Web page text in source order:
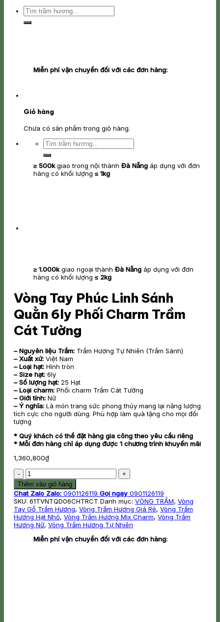
Tìm
kiếm:
Giỏ hàng
Chưa có sản phẩm trong giỏ hàng.
Tìm
kiếm:
Miễn phí vận chuyển đối với các đơn hàng:
≥ 500kgiao trong nội thành Đà Nẵng áp dụng với đơn
hàng có khối lượng ≤ 1kg
≥ 1.000kgiao ngoại thành Đà Nẵng áp dụng với đơn
hàng có khối lượng ≤ 2kg
Vòng Tay Phúc Linh Sánh
Quằn 6ly Phối Charm Trầm
Cát Tường
– Nguyên liệu Trầm: Trầm Hương Tự Nhiên (Trầm Sánh)
– Xuất xứ: Việt Nam
– Loại hạt: Hình tròn
– Size hạt: 6ly
– Số lượng hạt: 25 Hạt
– Loại charm: Phối charm Trầm Cát Tường
– Giới tính: Nữ
– Ý nghĩa: Là món trang sức phong thủy mang lại năng lượng
tích cực cho người dùng. Phù hợp làm quà tặng cho mọi đối
tượng
* Quý khách có thể đặt hàng gia công theo yêu cầu riêng
* Mỗi đơn hàng chỉ áp dụng được 1 chương trình khuyến mãi
1,360,800₫
Vòng
Tay
Phúc
Linh
Sánh
Quằn
6ly
Phối
Charm
Trầm
Thêm vào giỏ hàng
Chat Zalo Zalo: 0901126119 Gọi ngay 0901126119
SKU: 61TVNTQD06CHTRCT Danh mục: VÒNG TRẦM, Vòng
Tay Gỗ Trầm Hương, Vòng Trầm Hương Giá Rẻ, Vòng Trầm
Hương Hạt Nhỏ, Vòng Trầm Hương Mix Charm, Vòng Trầm
Hương Nữ, Vòng Trầm Hương Tự Nhiên
Miễn phí vận chuyển đối với các đơn hàng: